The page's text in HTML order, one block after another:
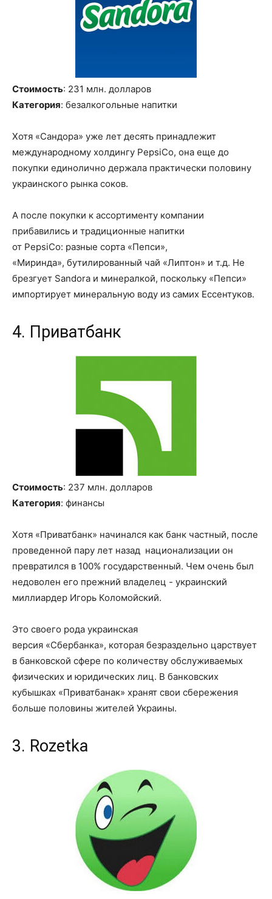
Стоимость: 231 млн. долларов
Категория: безалкогольные напитки
Хотя «Сандора» уже лет десять принадлежит
международному холдингу PepsiCo, она еще до
покупки единолично держала практически половину
украинского рынка соков.
А после покупки к ассортименту компании
прибавились и традиционные напитки
от PepsiCo: разные сорта «Пепси»,
«Миринда», бутилированный чай «Липтон» и т.д. Не
брезгует Sandora и минералкой, поскольку «Пепси»
импортирует минеральную воду из самих Ессентуков.
4. Приватбанк
Стоимость: 237 млн. долларов
Категория: финансы
Хотя «Приватбанк» начинался как банк частный, после
проведенной пару лет назад национализации он
превратился в 100% государственный. Чем очень был
недоволен его прежний владелец - украинский
миллиардер Игорь Коломойский.
Это своего рода украинская
версия «Сбербанка», которая безраздельно царствует
в банковской сфере по количеству обслуживаемых
физических и юридических лиц. В банковских
кубышках «Приватбанак» хранят свои сбережения
больше половины жителей Украины.
3. Rozetka